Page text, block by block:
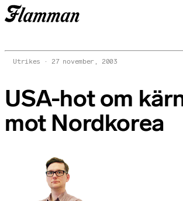
Utrikes 27 november, 2003
USA-hot om
mot Nordkorea